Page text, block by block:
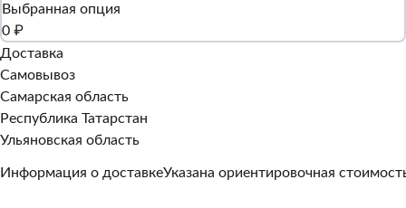
Выбранная опция
0 ₽
Доставка
Самовывоз
Самарская область
Республика Татарстан
Ульяновская область
Информация о доставкеУказана ориентировочная